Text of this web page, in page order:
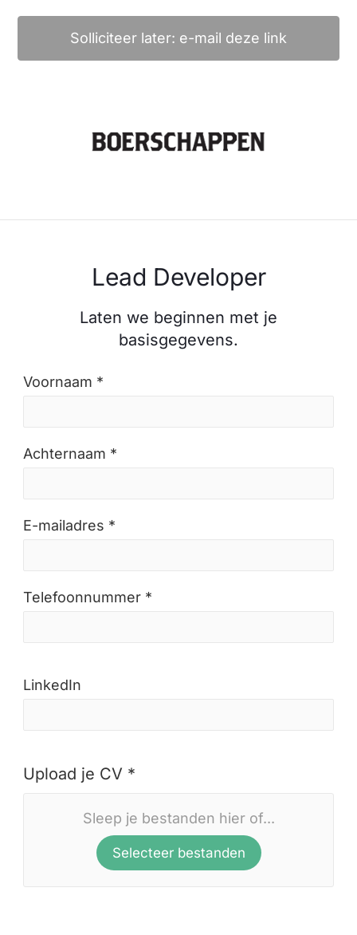
Solliciteer later: e-mail deze link
Lead Developer
Laten we beginnen met je
basisgegevens.
Voornaam *
Achternaam *
E-mailadres *
Telefoonnummer *
LinkedIn
Upload je CV *
Sleep je bestanden hier of...
Selecteer bestanden